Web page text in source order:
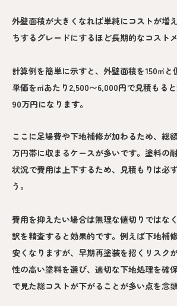
外壁面積が大きくなれば単純にコストが増
ちするグレードにするほど長期的なコスト
計算例を簡単に示すと、外壁面積を150㎡
単価を㎡あたり2,500〜6,000円で見積もる
90万円になります。
ここに足場費や下地補修が加わるため、総
万円帯に収まるケースが多いです。塗料の
状況で費用は上下するため、見積もりは必
う。
費用を抑えたい場合は無理な値切りではな
訳を精査すると効果的です。例えば下地補
安くなりますが、早期再塗装を招くリスク
性の高い塗料を選び、適切な下地処理を確
で見た総コストが下がることが多い点を念